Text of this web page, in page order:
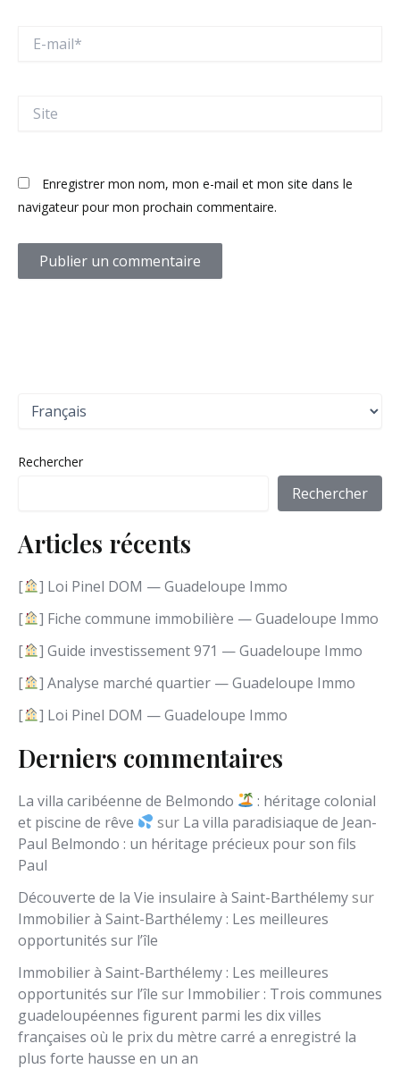
mail*
Enregistrer mon nom, mon e-mail et mon site dans le
navigateur pour mon prochain commentaire.
i
s
n
l
a
n
u
Rechercher
Rechercher
Articles récents
[
] Loi Pinel DOM — Guadeloupe Immo
[
] Fiche commune immobilière — Guadeloupe Immo
[
] Guide investissement 971 — Guadeloupe Immo
[
] Analyse marché quartier — Guadeloupe Immo
[
] Loi Pinel DOM — Guadeloupe Immo
Derniers commentaires
La villa caribéenne de Belmondo
: héritage colonial
et piscine de rêve
sur La villa paradisiaque de Jean-
Paul Belmondo : un héritage précieux pour son fils
Paul
Découverte de la Vie insulaire à Saint-Barthélemysur
Immobilier à Saint-Barthélemy : Les meilleures
opportunités sur l’île
Immobilier à Saint-Barthélemy : Les meilleures
opportunités sur l’île sur Immobilier : Trois communes
guadeloupéennes figurent parmi les dix villes
françaises où le prix du mètre carré a enregistré la
plus forte hausse en un an